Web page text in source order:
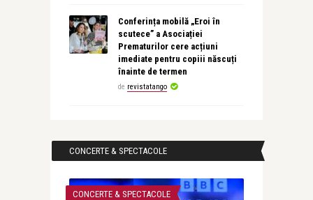
Conferința mobilă „Eroi în
scutece” a Asociației
Prematurilor cere acțiuni
imediate pentru copiii născuți
înainte de termen
de revistatango
CONCERTE & SPECTACOLE
CONCERTE & SPECTACOLE